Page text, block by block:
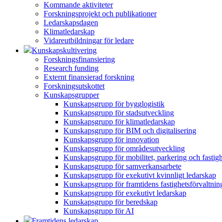
Kommande aktiviteter
Forskningsprojekt och publikationer
Ledarskapsdagen
Klimatledarskap
Vidareutbildningar för ledare
Kunskapskultivering
Forskningsfinansiering
Research funding
Externt finansierad forskning
Forskningsutskottet
Kunskapsgrupper
Kunskapsgrupp för bygglogistik
Kunskapsgrupp för stadsutveckling
Kunskapsgrupp för klimatledarskap
Kunskapsgrupp för BIM och digitalisering
Kunskapsgrupp för innovation
Kunskapsgrupp för områdesutveckling
Kunskapsgrupp för mobilitet, parkering och
Kunskapsgrupp för samverkansarbete
Kunskapsgrupp för exekutivt kvinnligt ledarskap
Kunskapsgrupp för framtidens
Kunskapsgrupp för exekutivt ledarskap
Kunskapsgrupp för beredskap
Kunskapsgrupp för AI